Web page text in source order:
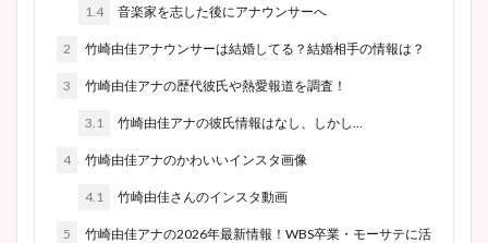
1.4 音楽家を志した後にアナウンサーへ
2 竹崎由佳アナウンサーは結婚してる？結婚相手の情報は？
3 竹崎由佳アナの歴代彼氏や熱愛報道を調査！
3.1 竹崎由佳アナの彼氏情報はなし、しかし…
4 竹崎由佳アナのかわいいインスタ画像
4.1 竹崎由佳さんのインスタ動画
5
竹崎由佳アナの2026年最新情報！WBS卒業・モーサテに活